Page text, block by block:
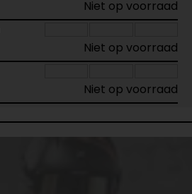
Niet op voorraad
Niet op voorraad
Niet op voorraad